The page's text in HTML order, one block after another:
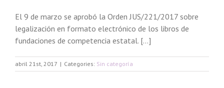
El 9 de marzo se aprobó la Orden JUS/221/2017 sobre
legalización en formato electrónico de los libros de
fundaciones de competencia estatal. […]
abril 21st, 2017 | Categories: Sin categoría